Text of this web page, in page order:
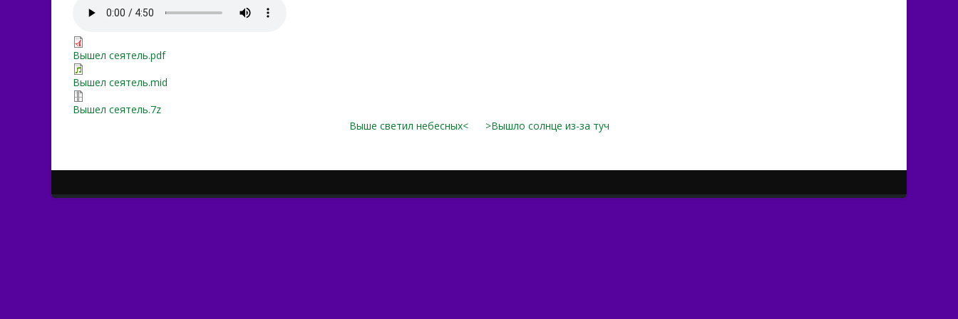
Вышел сеятель.pdf
Вышел сеятель.mid
Вышел сеятель.7z
Выше светил небесных<
>Вышло солнце из-за туч